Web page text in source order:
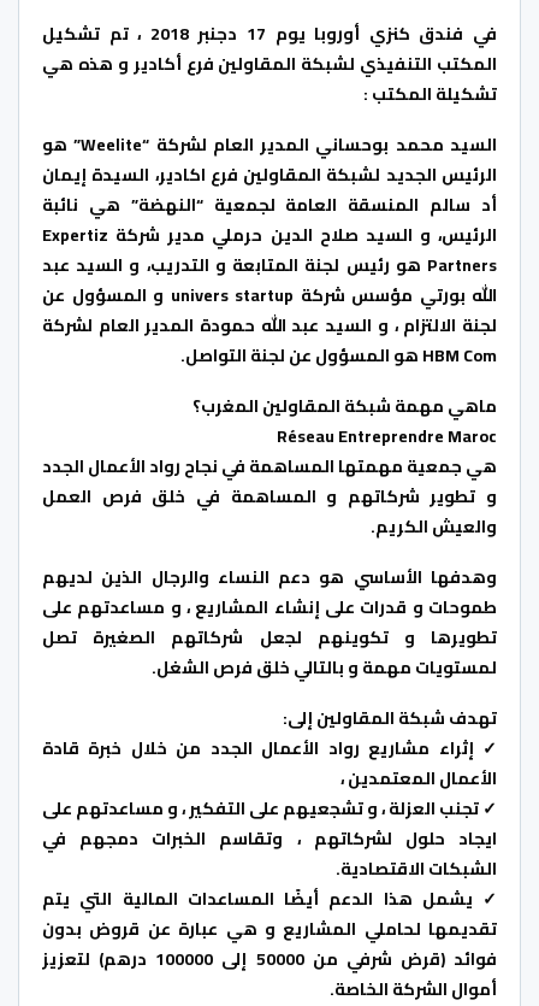
في فندق كنزي أوروبا يوم 17 دجنبر 2018 ، تم تشكيل
المكتب التنفيذي لشبكة المقاولين فرع أكادير و هذه هي
تشكيلة المكتب :
السيد محمد بوحساني المدير العام لشركة “Weelite” هو
الرئيس الجديد لشبكة المقاولين فرع اكادير، السيدة إيمان
أد سالم المنسقة العامة لجمعية “النهضة” هي نائبة
الرئيس، و السيد صلاح الدين حرملي مدير شركة Expertiz
Partners هو رئيس لجنة المتابعة و التدريب، و السيد عبد
الله بورتي مؤسس شركة univers startup و المسؤول عن
لجنة الالتزام ، و السيد عبد الله حمودة المدير العام لشركة
HBM Com هو المسؤول عن لجنة التواصل.
ماهي مهمة شبكة المقاولين المغرب؟
Réseau Entreprendre Maroc
هي جمعية مهمتها المساهمة في نجاح رواد الأعمال الجدد
و تطوير شركاتهم و المساهمة في خلق فرص العمل
والعيش الكريم.
وهدفها الأساسي هو دعم النساء والرجال الذين لديهم
طموحات و قدرات على إنشاء المشاريع ، و مساعدتهم على
تطويرها و تكوينهم لجعل شركاتهم الصغيرة تصل
لمستويات مهمة و بالتالي خلق فرص الشغل.
تهدف شبكة المقاولين إلى:
✓ إثراء مشاريع رواد الأعمال الجدد من خلال خبرة قادة
الأعمال المعتمدين ،
✓ تجنب العزلة ، و تشجعيهم على التفكير ، و مساعدتهم على
ايجاد حلول لشركاتهم ، وتقاسم الخبرات دمجهم في
الشبكات الاقتصادية.
✓ يشمل هذا الدعم أيضًا المساعدات المالية التي يتم
تقديمها لحاملي المشاريع و هي عبارة عن قروض بدون
فوائد (قرض شرفي من 50000 إلى 100000 درهم) لتعزيز
أموال الشركة الخاصة.